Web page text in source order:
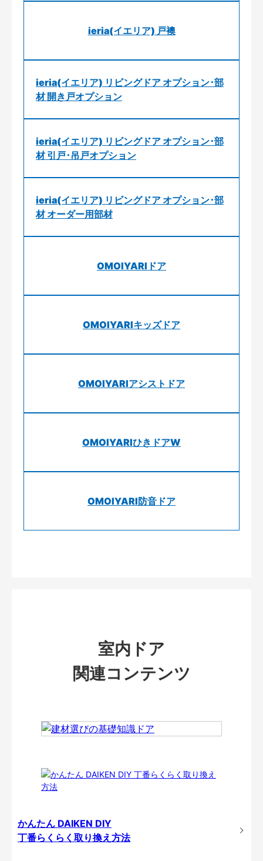
ieria(イエリア) 戸襖
ieria(イエリア) リビングドア オプション･部
材 開き戸オプション
ieria(イエリア) リビングドア オプション･部
材 引戸･吊戸オプション
ieria(イエリア) リビングドア オプション･部
材 オーダー用部材
OMOIYARIドア
OMOIYARIキッズドア
OMOIYARIアシストドア
OMOIYARIひきドアW
OMOIYARI防音ドア
室内ドア
関連コンテンツ
かんたん DAIKEN DIY
丁番らくらく取り換え方法